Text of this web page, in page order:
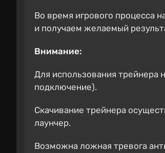
Во время игрового процесса
и получаем желаемый
Внимание:
Для использования трейнера
подключение).
Скачивание трейнера
лаунчер.
Возможна ложная тревога